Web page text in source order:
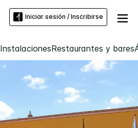
Iniciar sesión / Inscribirse
InstalacionesRestaurantes y bares